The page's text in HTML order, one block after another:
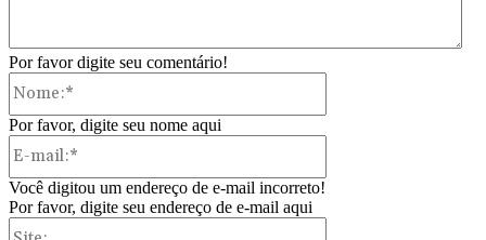
Por favor digite seu comentário!
Por favor, digite seu nome aqui
Você digitou um endereço de e-mail incorreto!
Por favor, digite seu endereço de e-mail aqui